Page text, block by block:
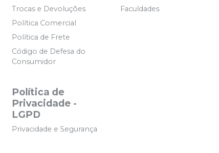
Trocas e Devoluções
Política Comercial
Política de Frete
Código de Defesa do
Consumidor
Faculdades
Política de
Privacidade -
LGPD
Privacidade e Segurança